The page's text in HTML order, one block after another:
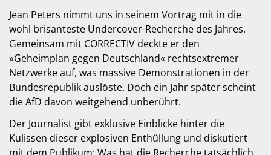
Jean Peters nimmt uns in seinem Vortrag mit in die
wohl brisanteste Undercover-Recherche des Jahres.
Gemeinsam mit CORRECTIV deckte er den
»Geheimplan gegen Deutschland« rechtsextremer
Netzwerke auf, was massive Demonstrationen in der
Bundesrepublik auslöste. Doch ein Jahr später scheint
die AfD davon weitgehend unberührt.
Der Journalist gibt exklusive Einblicke hinter die
Kulissen dieser explosiven Enthüllung und diskutiert
mit dem Publikum: Was hat die Recherche tatsächlich